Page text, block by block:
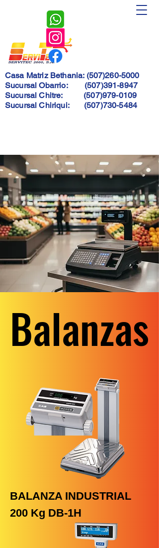
Servitec
2000, S.A.
Casa Matriz Bethania: (507)260-5000
Sucursal Obarrio: (507)391-8947
Sucursal Chitre: (507)979-0109
Sucursal Chiriqui: (507)730-5484
Balanzas
Balanzas
BALANZA INDUSTRIAL
200 Kg DB-1H